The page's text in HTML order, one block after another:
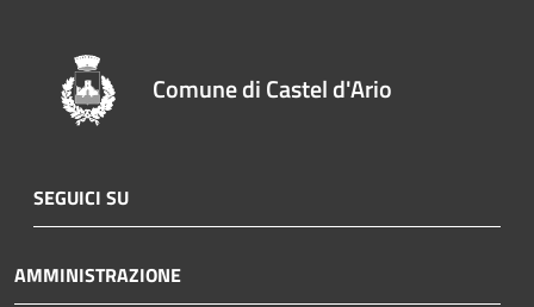
Comune di Castel d'Ario
SEGUICI SU
AMMINISTRAZIONE